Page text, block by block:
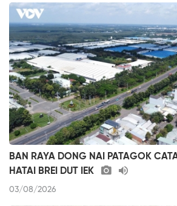
BAN RAYA DONG NAI PATAGOK
HATAI BREI DUT IEK
03/08/2026